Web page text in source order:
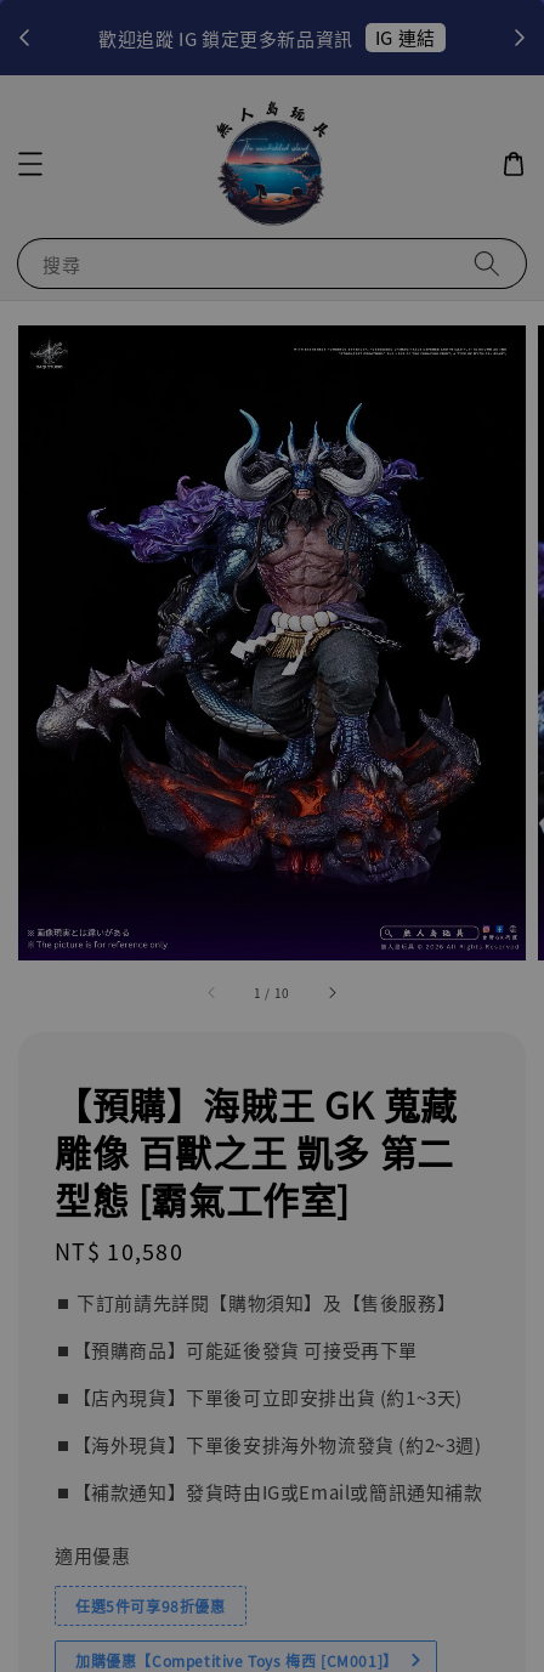
歡迎追蹤 IG 鎖定更多新品資訊 IG 連結
搜尋
1 / 10
【預購】海賊王 GK 蒐藏
雕像 百獸之王 凱多 第二
型態 [霸氣工作室]
Regular
NT$ 10,580
⏹︎ 下訂前請先詳閱【購物須知】及【售後服務】
⏹︎【預購商品】可能延後發貨 可接受再下單
⏹︎【店內現貨】下單後可立即安排出貨 (約1~3天)
⏹︎【海外現貨】下單後安排海外物流發貨 (約2~3週)
⏹︎【補款通知】發貨時由IG或Email或簡訊通知補款
適用優惠
任選5件可享98折優惠
加購優惠【Competitive Toys 梅西 [CM001]】